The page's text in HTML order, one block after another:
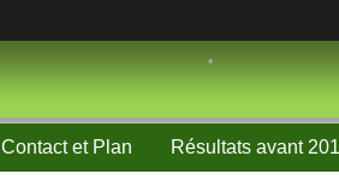
Contact et Plan Résultats avant
•